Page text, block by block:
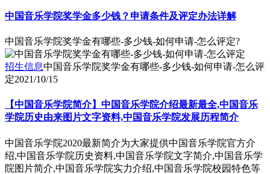
中国音乐学院奖学金多少钱？申请条件及评定办法详解
中国音乐学院奖学金有哪些-多少钱-如何申请-怎么评定?
招生信息中国音乐学院奖学金有哪些-多少钱-如何申请-怎么评
定2021/10/15
【中国音乐学院简介】中国音乐学院介绍最新最全,中国音乐
学院历史由来图片文字资料,中国音乐学院发展历程简介
中国音乐学院2020最新简介为大家提供中国音乐学院官方介
绍,中国音乐学院历史资料,中国音乐学院文字简介,中国音乐学
院图片简介,中国音乐学院实力介绍,中国音乐学院校园特色等